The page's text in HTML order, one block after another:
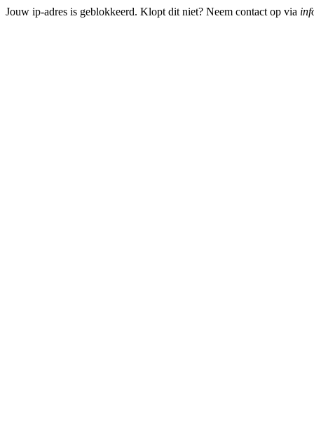
Jouw ip-adres is geblokkeerd. Klopt dit niet? Neem contact op via